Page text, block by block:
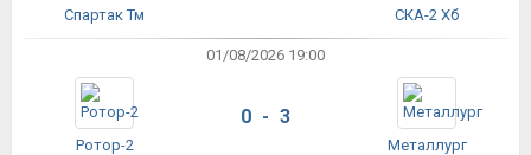
Спартак Тм СКА-2 Хб
01/08/2026 19:00
Ротор-2
0 - 3
Металлург